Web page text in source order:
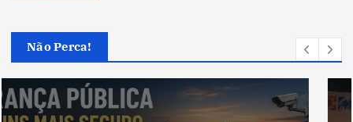
Não Perca!